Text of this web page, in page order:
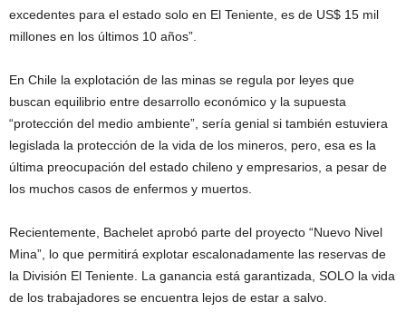
excedentes para el estado solo en El Teniente, es de US$ 15 mil
millones en los últimos 10 años”.
En Chile la explotación de las minas se regula por leyes que
buscan equilibrio entre desarrollo económico y la supuesta
“protección del medio ambiente”, sería genial si también estuviera
legislada la protección de la vida de los mineros, pero, esa es la
última preocupación del estado chileno y empresarios, a pesar de
los muchos casos de enfermos y muertos.
Recientemente, Bachelet aprobó parte del proyecto “Nuevo Nivel
Mina”, lo que permitirá explotar escalonadamente las reservas de
la División El Teniente. La ganancia está garantizada, SOLO la vida
de los trabajadores se encuentra lejos de estar a salvo.